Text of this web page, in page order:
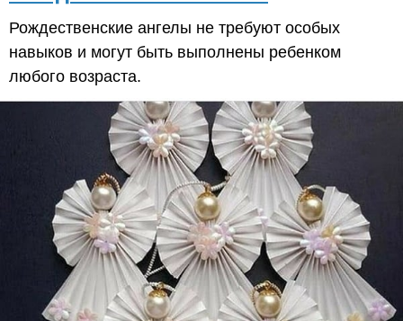
Рождественские ангелы не требуют особых
навыков и могут быть выполнены ребенком
любого возраста.